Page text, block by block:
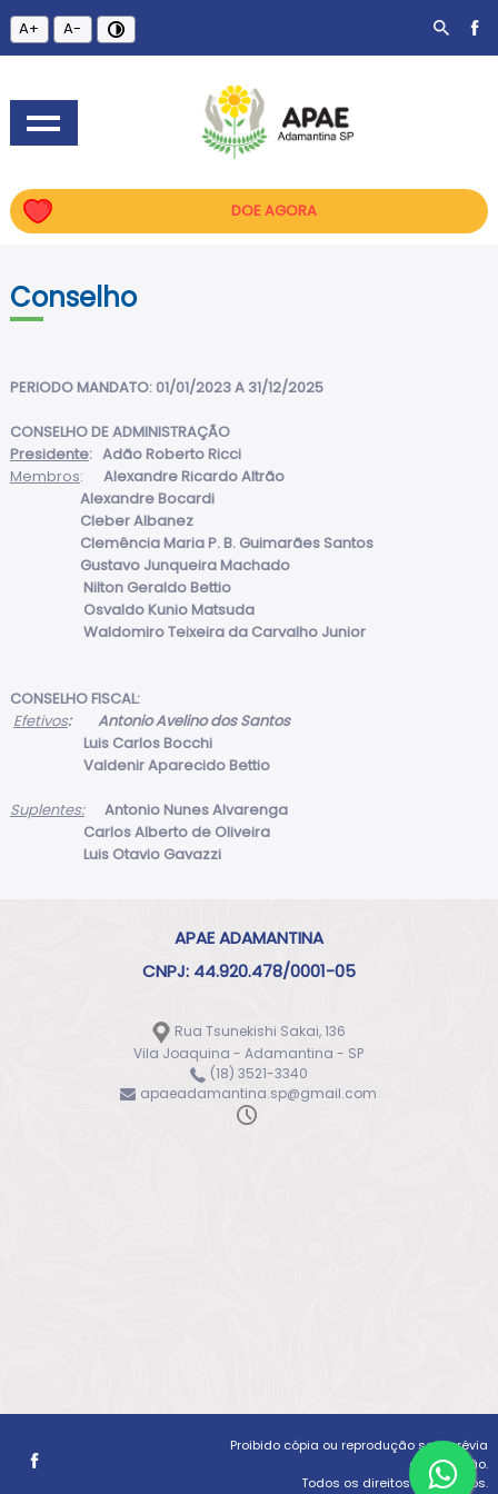
A+ A-
DOE AGORA
Conselho
PERIODO MANDATO: 01/01/2023 A 31/12/2025
CONSELHO DE ADMINISTRAÇÃO
Presidente: Adão Roberto Ricci
Membros:
Alexandre Ricardo Altrão
Alexandre Bocardi
Cleber Albanez
Clemência Maria P. B. Guimarães Santos
Gustavo Junqueira Machado
Nilton Geraldo Bettio
Osvaldo Kunio Matsuda
Waldomiro Teixeira da Carvalho Junior
CONSELHO FISCAL:
Efetivos: Antonio Avelino dos Santos
Luis Carlos Bocchi
Valdenir Aparecido Bettio
Suplentes:
Antonio Nunes Alvarenga
Carlos Alberto de Oliveira
Luis Otavio Gavazzi
APAE ADAMANTINA
CNPJ: 44.920.478/0001-05
Rua Tsunekishi Sakai, 136
Vila Joaquina - Adamantina - SP
(18) 3521-3340
apaeadamantina.sp@gmail.com
Proibido cópia ou reprodução sem prévia
autorização.
Todos os direitos reservados.